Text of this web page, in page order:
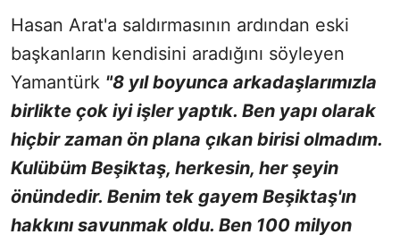
Hasan Arat'a saldırmasının ardından eski
başkanların kendisini aradığını söyleyen
Yamantürk "8 yıl boyunca arkadaşlarımızla
birlikte çok iyi işler yaptık. Ben yapı olarak
hiçbir zaman ön plana çıkan birisi olmadım.
Kulübüm Beşiktaş, herkesin, her şeyin
önündedir. Benim tek gayem Beşiktaş'ın
hakkını savunmak oldu. Ben 100 milyon